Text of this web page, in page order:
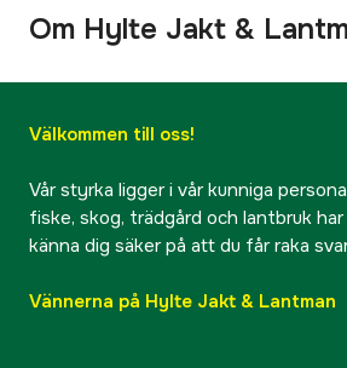
Om Hylte Jakt &
Välkommen till oss!
Vår styrka ligger i vår kunniga
fiske, skog, trädgård och lantbruk
känna dig säker på att du får raka
Vännerna på Hylte Jakt & Lantman